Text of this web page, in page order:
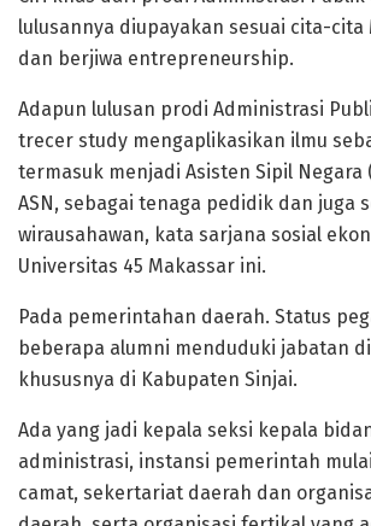
lulusannya diupayakan sesuai cita-cita
dan berjiwa entrepreneurship.
Adapun lulusan prodi Administrasi
trecer study mengaplikasikan ilmu
termasuk menjadi Asisten Sipil Negara
ASN, sebagai tenaga pedidik dan juga
wirausahawan, kata sarjana sosial
Universitas 45 Makassar ini.
Pada pemerintahan daerah. Status
beberapa alumni menduduki jabatan
khususnya di Kabupaten Sinjai.
Ada yang jadi kepala seksi kepala
administrasi, instansi pemerintah
camat, sekertariat daerah dan